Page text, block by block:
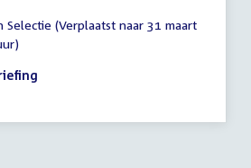
Selectie (Verplaatst naar 31 maart